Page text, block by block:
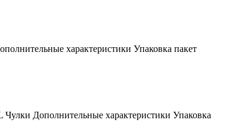
характеристики Упаковка пакет
Дополнительные характеристики Упаковка